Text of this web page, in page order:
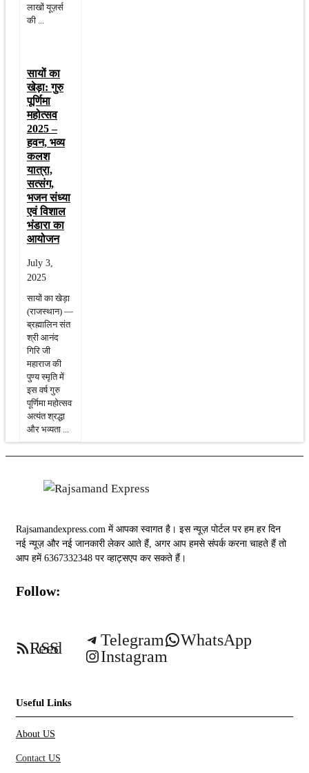
लाखों यूज़र्स
की ...
सायों का
खेड़ा: गुरु
पूर्णिमा
महोत्सव
2025 –
हवन, भव्य
कलश
यात्रा,
सत्संग,
भजन संध्या
एवं विशाल
भंडारा का
आयोजन
July 3,
2025
सायों का खेड़ा
(राजस्थान) —
ब्रह्मालिन संत
श्री आनंद
गिरि जी
महाराज की
पुण्य स्मृति में
इस वर्ष गुरु
पूर्णिमा महोत्सव
अत्यंत श्रद्धा
और भव्यता ...
Rajsamandexpress.com में आपका स्वागत है। इस न्यूज़ पोर्टल पर हम हर दिन
नई न्यूज़ और नई जानकारी लेकर आते हैं, अगर आप हमसे संपर्क करना चाहते हैं तो
आप हमें 6367332348 पर व्हाट्सएप कर सकते हैं।
Follow:
RSS Feed Telegram
WhatsApp
Instagram
Useful Links
About US
Contact US